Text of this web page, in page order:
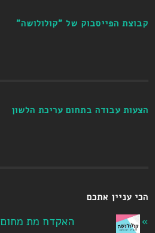
קבוצת הפייסבוק של "קולולושה"
הצעות עבודה בתחום עריכת הלשון
הכי עניין אתכם
האקדח מת מחום